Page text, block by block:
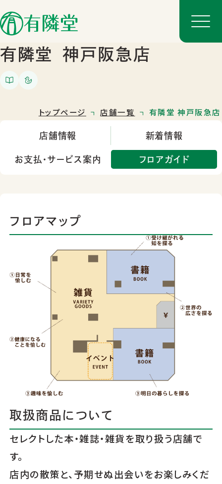
有隣堂 神戸阪急店
トップページ 店舗一覧 有隣堂 神戸阪急店
店舗情報 新着情報
お支払・サービス案内 フロアガイド
フロアマップ
取扱商品について
セレクトした本・雑誌・雑貨を取り扱う店舗で
す。
店内の散策と、予期せぬ出会いをお楽しみくだ